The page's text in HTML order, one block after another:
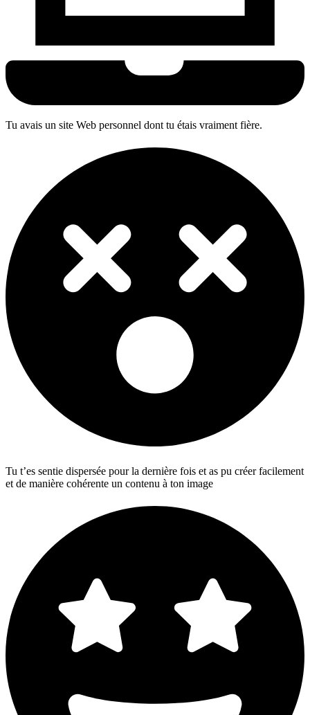
Tu avais un site Web personnel dont tu étais vraiment fière.
Tu t’es sentie dispersée pour la dernière fois et as pu créer facilement
et de manière cohérente un contenu à ton image